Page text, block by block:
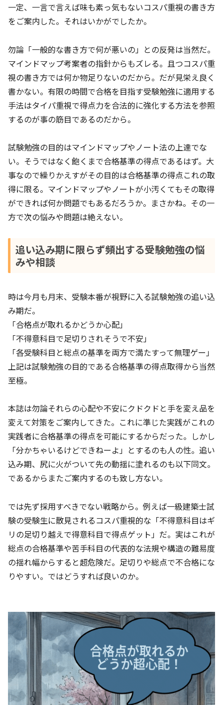
一定、一言で言えば味も素っ気もないコスパ重視の書き方
をご案内した。それはいかがでしたか。
勿論「一般的な書き方で何が悪いの」との反発は当然だ。
マインドマップ考案者の指針からもズレる。且つコスパ重
視の書き方では何か物足りないのだから。だが見栄え良く
書かない。有限の時間で合格を目指す受験勉強に適用する
手法はタイパ重視で得点力を合法的に強化する方法を参照
するのが事の筋目であるのだから。
試験勉強の目的はマインドマップやノート法の上達でな
い。そうではなく飽くまで合格基準の得点であるはず。大
事なので繰りかえすがその目的は合格基準の得点これの取
得に限る。マインドマップやノートが小汚くてもその取得
ができれば何か問題でもあるだろうか。まさかね。その一
方で次の悩みや問題は絶えない。
追い込み期に限らず頻出する受験勉強の悩
みや相談
時は今月も月末、受験本番が視野に入る試験勉強の追い込
み期だ。
「合格点が取れるかどうか心配」
「不得意科目で足切りされそうで不安」
「各受験科目と総点の基準を両方で満たすって無理ゲー」
上記は試験勉強の目的である合格基準の得点取得から当然
至極。
本誌は勿論それらの心配や不安にクドクドと手を変え品を
変えて対策をご案内してきた。これに準じた実践がこれの
実践者に合格基準の得点を可能にするからだった。しかし
「分かちゃいるけどできねーよ」とするのも人の性。追い
込み期、尻に火がついて先の動揺に塗れるのも以下同文。
であるからまたご案内するのも致し方ない。
では先ず採用すべきでない戦略から。例えば一級建築士試
験の受験生に散見されるコスパ重視的な「不得意科目はギ
リの足切り越えで得意科目で得点ゲット」だ。実はこれが
総点の合格基準や苦手科目の代表的な法規や構造の難易度
の揺れ幅からすると超危険だ。足切りや総点で不合格にな
りやすい。ではどうすれば良いのか。